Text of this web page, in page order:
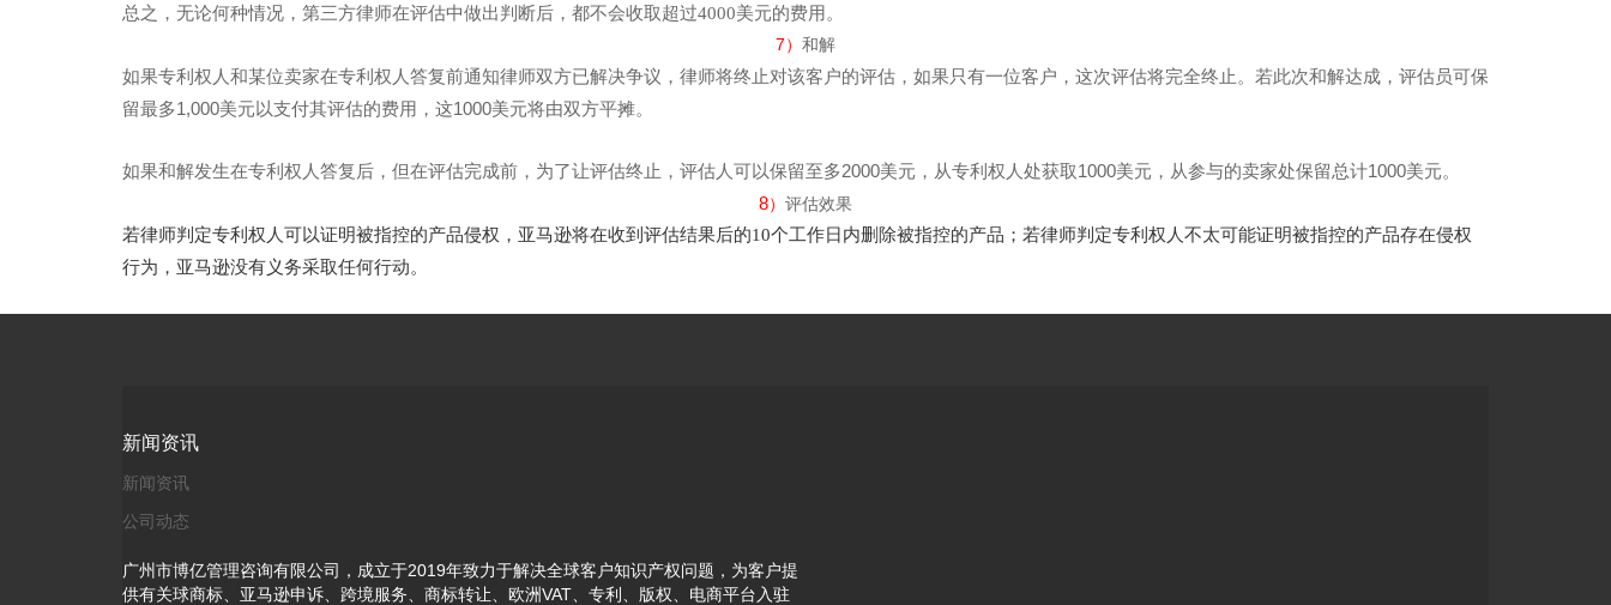
总之，无论何种情况，第三方律师在评估中做出判断后，都不会收取超过4000美元的费用。
7） 和解
如果专利权人和某位卖家在专利权人答复前通知律师双方已解决争议，律师将终止对该客户的评估，如果只有一位客户，这次评估将完全终止。若此次和解达成，评估员可保
留最多1,000美元以支付其评估的费用，这1000美元将由双方平摊。
如果和解发生在专利权人答复后，但在评估完成前，为了让评估终止，评估人可以保留至多2000美元，从专利权人处获取1000美元，从参与的卖家处保留总计1000美元。
8） 评估效果
若律师判定专利权人可以证明被指控的产品侵权，亚马逊将在收到评估结果后的10个工作日内删除被指控的产品；若律师判定专利权人不太可能证明被指控的产品存在侵权
行为，亚马逊没有义务采取任何行动。
新闻资讯
新闻资讯
公司动态
广州市博亿管理咨询有限公司，成立于2019年致力于解决全球客户知识产权问题，为客户提
供有关球商标、亚马逊申诉、跨境服务、商标转让、欧洲VAT、专利、版权、电商平台入驻